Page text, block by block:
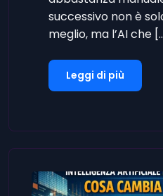
successivo non è
meglio, ma l’AI che
Leggi di più